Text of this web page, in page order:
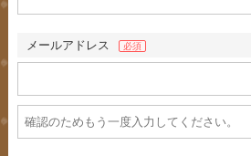
メールアドレス 必須